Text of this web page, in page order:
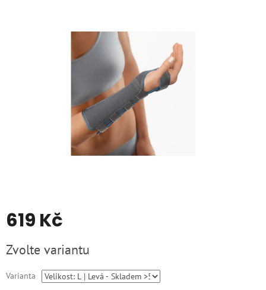
619 Kč
cena:
Zvolte variantu
Varianta